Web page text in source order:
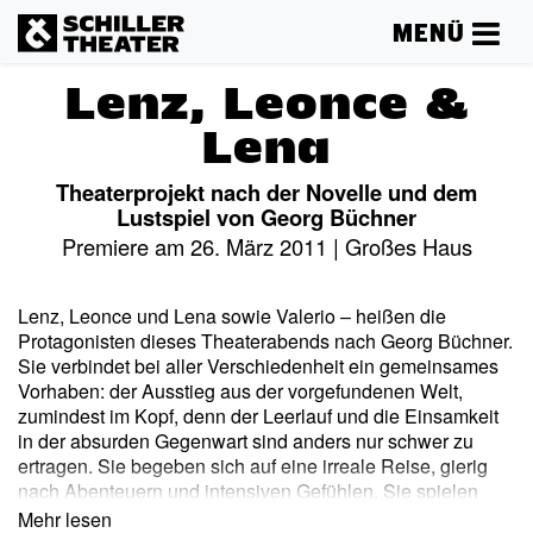
MENÜ
Lenz, Leonce &
Lena
Theaterprojekt nach der Novelle und dem
Lustspiel von Georg Büchner
Premiere am 26. März 2011 | Großes Haus
Lenz, Leonce und Lena sowie Valerio – heißen die
Protagonisten dieses Theaterabends nach Georg Büchner.
Sie verbindet bei aller Verschiedenheit ein gemeinsames
Vorhaben: der Ausstieg aus der vorgefundenen Welt,
zumindest im Kopf, denn der Leerlauf und die Einsamkeit
in der absurden Gegenwart sind anders nur schwer zu
ertragen. Sie begeben sich auf eine irreale Reise, gierig
nach Abenteuern und intensiven Gefühlen. Sie spielen
Liebe, Ruhm, Hochzeit, Alkoholexzesse, Flucht nach
Mehr lesen